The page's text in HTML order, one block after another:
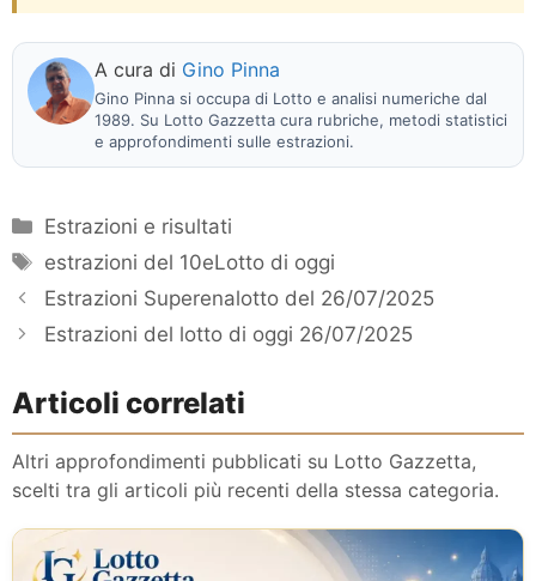
A cura di Gino Pinna
Gino Pinna si occupa di Lotto e analisi numeriche dal
1989. Su Lotto Gazzetta cura rubriche, metodi statistici
e approfondimenti sulle estrazioni.
Categorie
Estrazioni e risultati
Tag
estrazioni del 10eLotto di oggi
Estrazioni Superenalotto del 26/07/2025
Estrazioni del lotto di oggi 26/07/2025
Articoli correlati
Altri approfondimenti pubblicati su Lotto Gazzetta,
scelti tra gli articoli più recenti della stessa categoria.